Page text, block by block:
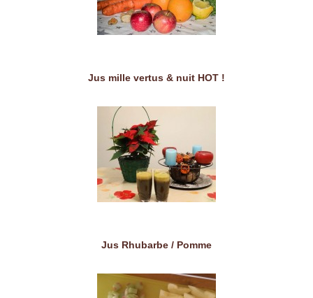
Jus mille vertus & nuit HOT !
Jus Rhubarbe / Pomme